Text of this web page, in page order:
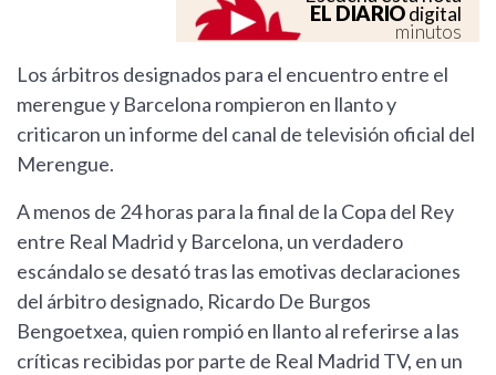
EL DIARIOdigital
minutos
Los árbitros designados para el encuentro entre el
merengue y Barcelona rompieron en llanto y
criticaron un informe del canal de televisión oficial del
Merengue.
A menos de 24 horas para la final de la Copa del Rey
entre Real Madrid y Barcelona, un verdadero
escándalo se desató tras las emotivas declaraciones
del árbitro designado, Ricardo De Burgos
Bengoetxea, quien rompió en llanto al referirse a las
críticas recibidas por parte de Real Madrid TV, en un